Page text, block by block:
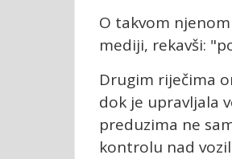
O takvom
mediji, rekavši:
Drugim riječima
dok je upravljala
preduzima ne
kontrolu nad